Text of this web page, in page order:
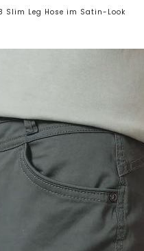
Slim Leg Hose im Satin-Look